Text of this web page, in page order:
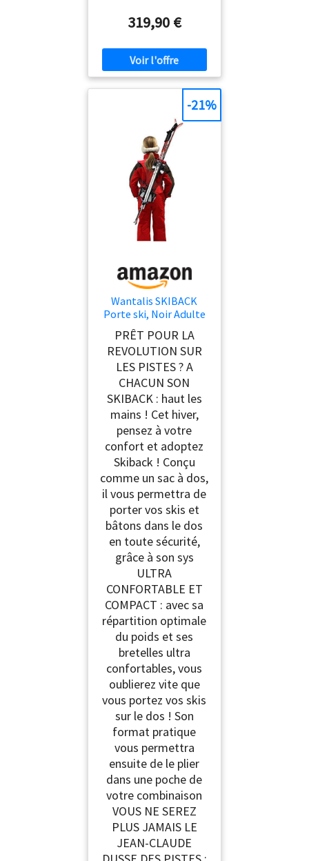
319,90 €
Wantalis SKIBACK
Porte ski, Noir Adulte
Standard
PRÊT POUR LA
REVOLUTION SUR
LES PISTES ? A
CHACUN SON
SKIBACK : haut les
mains ! Cet hiver,
pensez à votre
confort et adoptez
Skiback ! Conçu
comme un sac à dos,
il vous permettra de
porter vos skis et
bâtons dans le dos
en toute sécurité,
grâce à son sys
ULTRA
CONFORTABLE ET
COMPACT : avec sa
répartition optimale
du poids et ses
bretelles ultra
confortables, vous
oublierez vite que
vous portez vos skis
sur le dos ! Son
format pratique
vous permettra
ensuite de le plier
dans une poche de
votre combinaison
VOUS NE SEREZ
PLUS JAMAIS LE
JEAN-CLAUDE
-21%